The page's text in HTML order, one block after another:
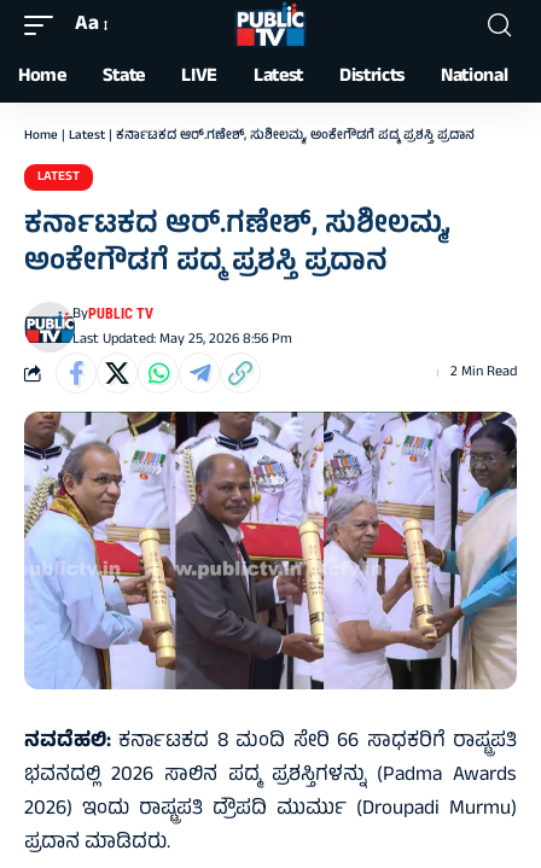
Font
Resizer
Aa
Home State LIVE Latest Districts National
Home | Latest | ಕರ್ನಾಟಕದ ಆರ್‌.ಗಣೇಶ್,‌ ಸುಶೀಲಮ್ಮ, ಅಂಕೇಗೌಡಗೆ ಪದ್ಮ ಪ್ರಶಸ್ತಿ ಪ್ರದಾನ
LATEST
ಕರ್ನಾಟಕದ ಆರ್‌.ಗಣೇಶ್,‌ ಸುಶೀಲಮ್ಮ,
ಅಂಕೇಗೌಡಗೆ ಪದ್ಮ ಪ್ರಶಸ್ತಿ ಪ್ರದಾನ
Last Updated: May 25, 2026 8:56 Pm
ByPUBLIC TV
2 Min Read
ನವದೆಹಲಿ: ಕರ್ನಾಟಕದ 8 ಮಂದಿ ಸೇರಿ 66 ಸಾಧಕರಿಗೆ ರಾಷ್ಟ್ರಪತಿ
ಭವನದಲ್ಲಿ 2026 ಸಾಲಿನ ಪದ್ಮ ಪ್ರಶಸ್ತಿಗಳನ್ನು (Padma Awards
2026) ಇಂದು ರಾಷ್ಟ್ರಪತಿ ದ್ರೌಪದಿ ಮುರ್ಮು (Droupadi Murmu)
ಪ್ರದಾನ ಮಾಡಿದರು.